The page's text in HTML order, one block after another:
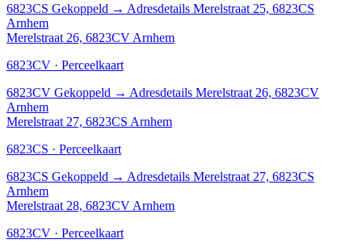
6823CS Gekoppeld → Adresdetails Merelstraat 25, 6823CS
Arnhem
Merelstraat 26, 6823CV Arnhem
6823CV · Perceelkaart
6823CV Gekoppeld → Adresdetails Merelstraat 26, 6823CV
Arnhem
Merelstraat 27, 6823CS Arnhem
6823CS · Perceelkaart
6823CS Gekoppeld → Adresdetails Merelstraat 27, 6823CS
Arnhem
Merelstraat 28, 6823CV Arnhem
6823CV · Perceelkaart